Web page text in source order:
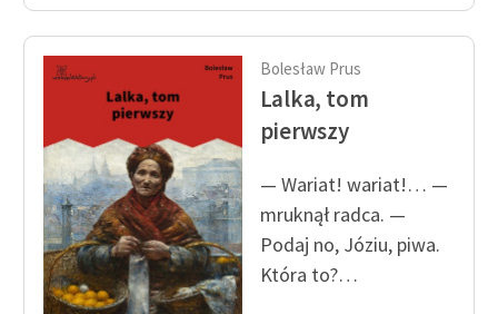
Materiały promocyjne
Polityka prywatności
Regulamin biblioteki
Dane fundacji i
sprawozdania finansowe
Regulamin darowizn
Informacja o treściach
wrażliwych
Bolesław Prus
Lalka, tom
pierwszy
— Wariat! wariat!… —
mruknął radca. —
Podaj no, Józiu, piwa.
Która to?…